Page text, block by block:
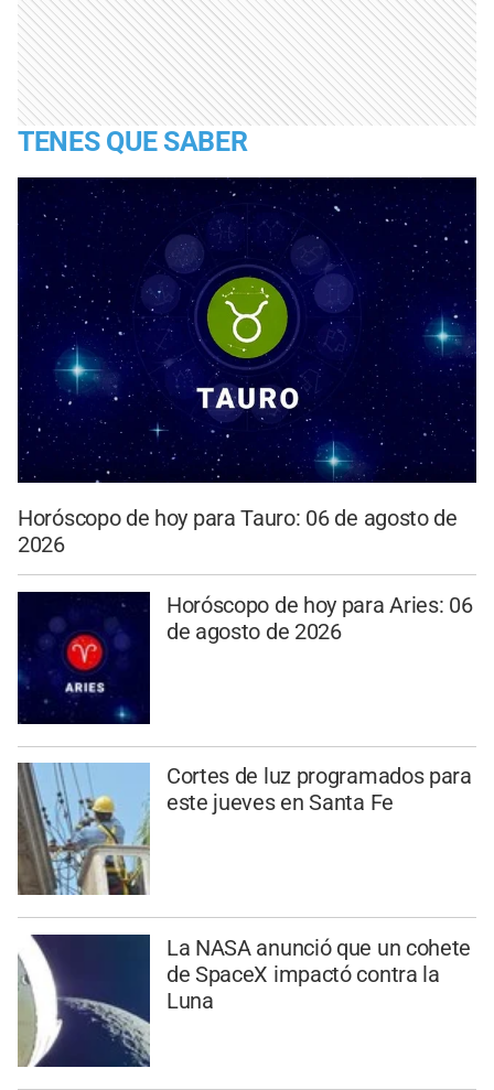
TENES QUE SABER
Horóscopo de hoy para Tauro: 06 de agosto de
2026
Horóscopo de hoy para Aries: 06
de agosto de 2026
Cortes de luz programados para
este jueves en Santa Fe
La NASA anunció que un cohete
de SpaceX impactó contra la
Luna